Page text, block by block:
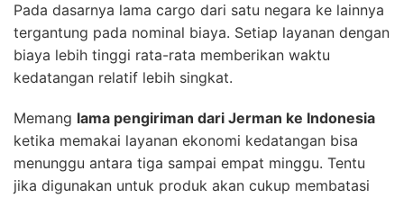
Pada dasarnya lama cargo dari satu negara ke lainnya
tergantung pada nominal biaya. Setiap layanan dengan
biaya lebih tinggi rata-rata memberikan waktu
kedatangan relatif lebih singkat.
Memang lama pengiriman dari Jerman ke Indonesia
ketika memakai layanan ekonomi kedatangan bisa
menunggu antara tiga sampai empat minggu. Tentu
jika digunakan untuk produk akan cukup membatasi